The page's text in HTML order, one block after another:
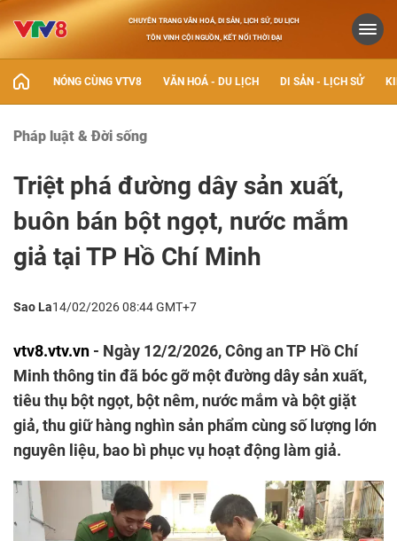
CHUYÊN TRANG VĂN HOÁ, DI SẢN, LỊCH SỬ, DU LỊCH
TÔN VINH CỘI NGUỒN, KẾT NỐI THỜI ĐẠI
NÓNG CÙNG VTV8 VĂN HOÁ - DU LỊCH DI SẢN - LỊCH SỬ
Pháp luật & Đời sống
Triệt phá đường dây sản xuất,
buôn bán bột ngọt, nước mắm
giả tại TP Hồ Chí Minh
Sao La14/02/2026 08:44 GMT+7
vtv8.vtv.vn - Ngày 12/2/2026, Công an TP Hồ Chí
Minh thông tin đã bóc gỡ một đường dây sản xuất,
tiêu thụ bột ngọt, bột nêm, nước mắm và bột giặt
giả, thu giữ hàng nghìn sản phẩm cùng số lượng lớn
nguyên liệu, bao bì phục vụ hoạt động làm giả.